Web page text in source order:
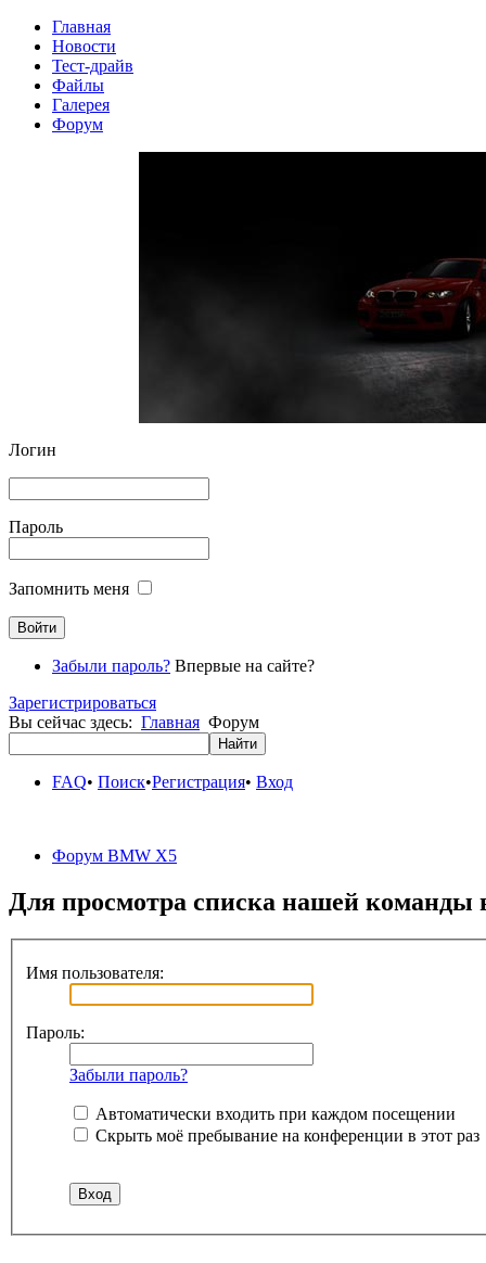
Главная
Новости
Тест-драйв
Файлы
Галерея
Форум
Логин
Пароль
Запомнить меня
Забыли пароль? Впервые на сайте?
Зарегистрироваться
Вы сейчас здесь: Главная Форум
FAQ• Поиск•Регистрация• Вход
Форум BMW X5
Для просмотра списка нашей
Имя пользователя:
Пароль:
Забыли пароль?
Автоматически входить при каждом посещении
Скрыть моё пребывание на конференции в этот раз